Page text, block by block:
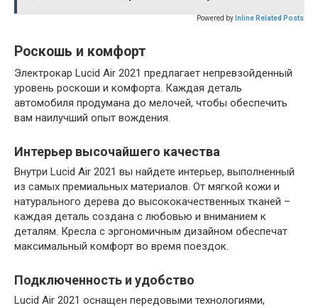
Powered by Inline Related Posts
Роскошь и комфорт
Электрокар Lucid Air 2021 предлагает непревзойденный
уровень роскоши и комфорта. Каждая деталь
автомобиля продумана до мелочей, чтобы обеспечить
вам наилучший опыт вождения.
Интерьер высочайшего качества
Внутри Lucid Air 2021 вы найдете интерьер, выполненный
из самых премиальных материалов. От мягкой кожи и
натурального дерева до высококачественных тканей –
каждая деталь создана с любовью и вниманием к
деталям. Кресла с эргономичным дизайном обеспечат
максимальный комфорт во время поездок.
Подключенность и удобство
Lucid Air 2021 оснащен передовыми технологиями,